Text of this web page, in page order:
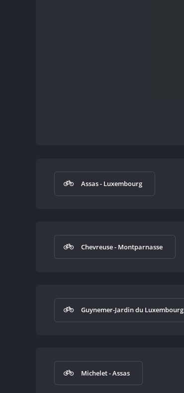
Assas - Luxembourg
Chevreuse - Montparnasse
Guynemer-Jardin du Luxembourg
Michelet - Assas